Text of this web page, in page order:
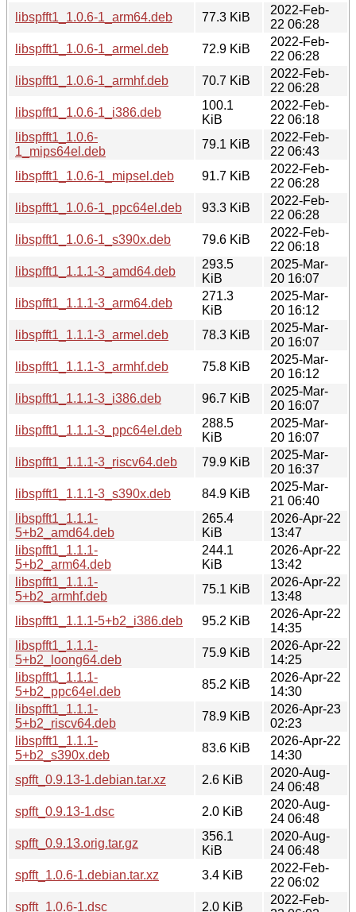
libspfft1_1.0.6-1_arm64.deb
77.3 KiB
2022-Feb-
22 06:28
libspfft1_1.0.6-1_armel.deb
72.9 KiB
2022-Feb-
22 06:28
libspfft1_1.0.6-1_armhf.deb
70.7 KiB
2022-Feb-
22 06:28
libspfft1_1.0.6-1_i386.deb
100.1
KiB
2022-Feb-
22 06:18
libspfft1_1.0.6-
1_mips64el.deb
79.1 KiB
2022-Feb-
22 06:43
libspfft1_1.0.6-1_mipsel.deb
91.7 KiB
2022-Feb-
22 06:28
libspfft1_1.0.6-1_ppc64el.deb
93.3 KiB
2022-Feb-
22 06:28
libspfft1_1.0.6-1_s390x.deb
79.6 KiB
2022-Feb-
22 06:18
libspfft1_1.1.1-3_amd64.deb
293.5
KiB
2025-Mar-
20 16:07
libspfft1_1.1.1-3_arm64.deb
271.3
KiB
2025-Mar-
20 16:12
libspfft1_1.1.1-3_armel.deb
78.3 KiB
2025-Mar-
20 16:07
libspfft1_1.1.1-3_armhf.deb
75.8 KiB
2025-Mar-
20 16:12
libspfft1_1.1.1-3_i386.deb
96.7 KiB
2025-Mar-
20 16:07
libspfft1_1.1.1-3_ppc64el.deb
288.5
KiB
2025-Mar-
20 16:07
libspfft1_1.1.1-3_riscv64.deb
79.9 KiB
2025-Mar-
20 16:37
libspfft1_1.1.1-3_s390x.deb
84.9 KiB
2025-Mar-
21 06:40
libspfft1_1.1.1-
5+b2_amd64.deb
265.4
KiB
2026-Apr-22
13:47
libspfft1_1.1.1-
5+b2_arm64.deb
244.1
KiB
2026-Apr-22
13:42
libspfft1_1.1.1-
5+b2_armhf.deb
75.1 KiB
2026-Apr-22
13:48
libspfft1_1.1.1-5+b2_i386.deb
95.2 KiB
2026-Apr-22
14:35
libspfft1_1.1.1-
5+b2_loong64.deb
75.9 KiB
2026-Apr-22
14:25
libspfft1_1.1.1-
5+b2_ppc64el.deb
85.2 KiB
2026-Apr-22
14:30
libspfft1_1.1.1-
5+b2_riscv64.deb
78.9 KiB
2026-Apr-23
02:23
libspfft1_1.1.1-
5+b2_s390x.deb
83.6 KiB
2026-Apr-22
14:30
spfft_0.9.13-1.debian.tar.xz
2.6 KiB
2020-Aug-
24 06:48
spfft_0.9.13-1.dsc
2.0 KiB
2020-Aug-
24 06:48
spfft_0.9.13.orig.tar.gz
356.1
KiB
2020-Aug-
24 06:48
spfft_1.0.6-1.debian.tar.xz
3.4 KiB
2022-Feb-
22 06:02
spfft_1.0.6-1.dsc
2.0 KiB
2022-Feb-